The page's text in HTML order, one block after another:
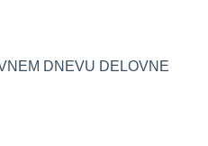
DNEVU DELOVNE